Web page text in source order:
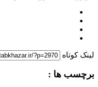
لینک کوتاه
برچسب ها :